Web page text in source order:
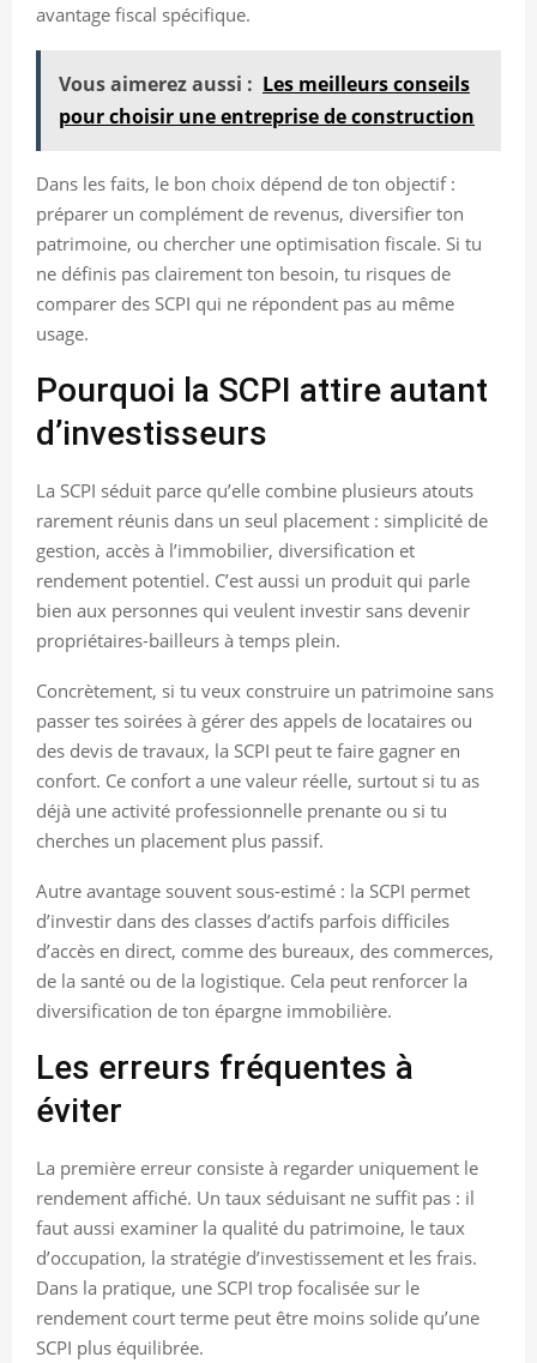
avantage fiscal spécifique.
Vous aimerez aussi : Les meilleurs conseils
pour choisir une entreprise de construction
Dans les faits, le bon choix dépend de ton objectif :
préparer un complément de revenus, diversifier ton
patrimoine, ou chercher une optimisation fiscale. Si tu
ne définis pas clairement ton besoin, tu risques de
comparer des SCPI qui ne répondent pas au même
usage.
Pourquoi la SCPI attire autant
d’investisseurs
La SCPI séduit parce qu’elle combine plusieurs atouts
rarement réunis dans un seul placement : simplicité de
gestion, accès à l’immobilier, diversification et
rendement potentiel. C’est aussi un produit qui parle
bien aux personnes qui veulent investir sans devenir
propriétaires-bailleurs à temps plein.
Concrètement, si tu veux construire un patrimoine sans
passer tes soirées à gérer des appels de locataires ou
des devis de travaux, la SCPI peut te faire gagner en
confort. Ce confort a une valeur réelle, surtout si tu as
déjà une activité professionnelle prenante ou si tu
cherches un placement plus passif.
Autre avantage souvent sous-estimé : la SCPI permet
d’investir dans des classes d’actifs parfois difficiles
d’accès en direct, comme des bureaux, des commerces,
de la santé ou de la logistique. Cela peut renforcer la
diversification de ton épargne immobilière.
Les erreurs fréquentes à
éviter
La première erreur consiste à regarder uniquement le
rendement affiché. Un taux séduisant ne suffit pas : il
faut aussi examiner la qualité du patrimoine, le taux
d’occupation, la stratégie d’investissement et les frais.
Dans la pratique, une SCPI trop focalisée sur le
rendement court terme peut être moins solide qu’une
SCPI plus équilibrée.